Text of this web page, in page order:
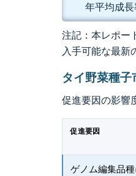
年平均成長
注記：本レポー
入手可能な最新
タイ野菜種
促進要因の影響
促進要因
ゲノム編集品